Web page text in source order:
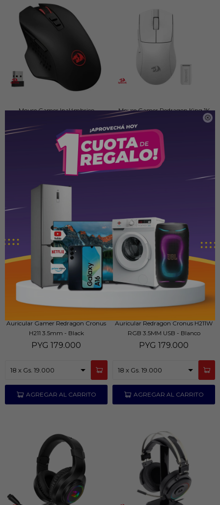

Mouse Gamer Inalámbrico
PYG 159.000
Mouse Gamer Redragon King 1K
PYG 339.000
Auricular Gamer Redragon Cronus
H211 3.5mm - Black
PYG 179.000
Auricular Redragon Cronus H211W
RGB 3.5MM USB - Blanco
PYG 179.000